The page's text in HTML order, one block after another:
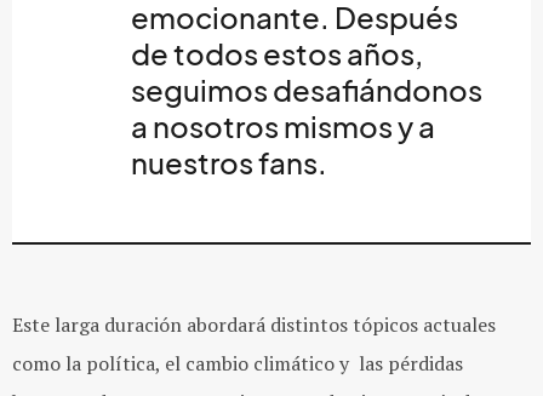
emocionante. Después
de todos estos años,
seguimos desafiándonos
a nosotros mismos y a
nuestros fans.
Este larga duración abordará distintos tópicos actuales
como la política, el cambio climático y las pérdidas